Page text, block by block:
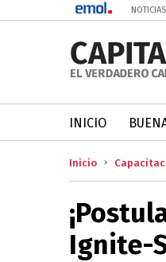
NOTICIAS
INICIO
Inicio
Ignite-